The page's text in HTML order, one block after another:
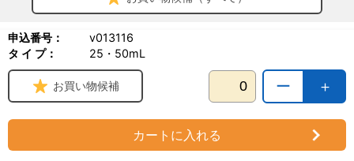
申込番号：
v013116
タ イ プ：
25・50mL
＋
ー
お買い物候補
カートに入れる